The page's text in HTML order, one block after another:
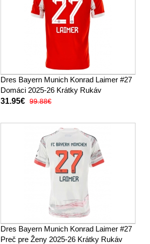
Dres Bayern Munich Konrad Laimer #27
Domáci 2025-26 Krátky Rukáv
31.95€ 99.88€
Dres Bayern Munich Konrad Laimer #27
Preč pre Ženy 2025-26 Krátky Rukáv